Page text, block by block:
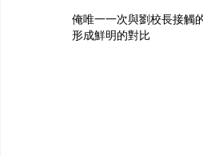
俺唯一一次與劉校長接觸
形成鮮明的對比